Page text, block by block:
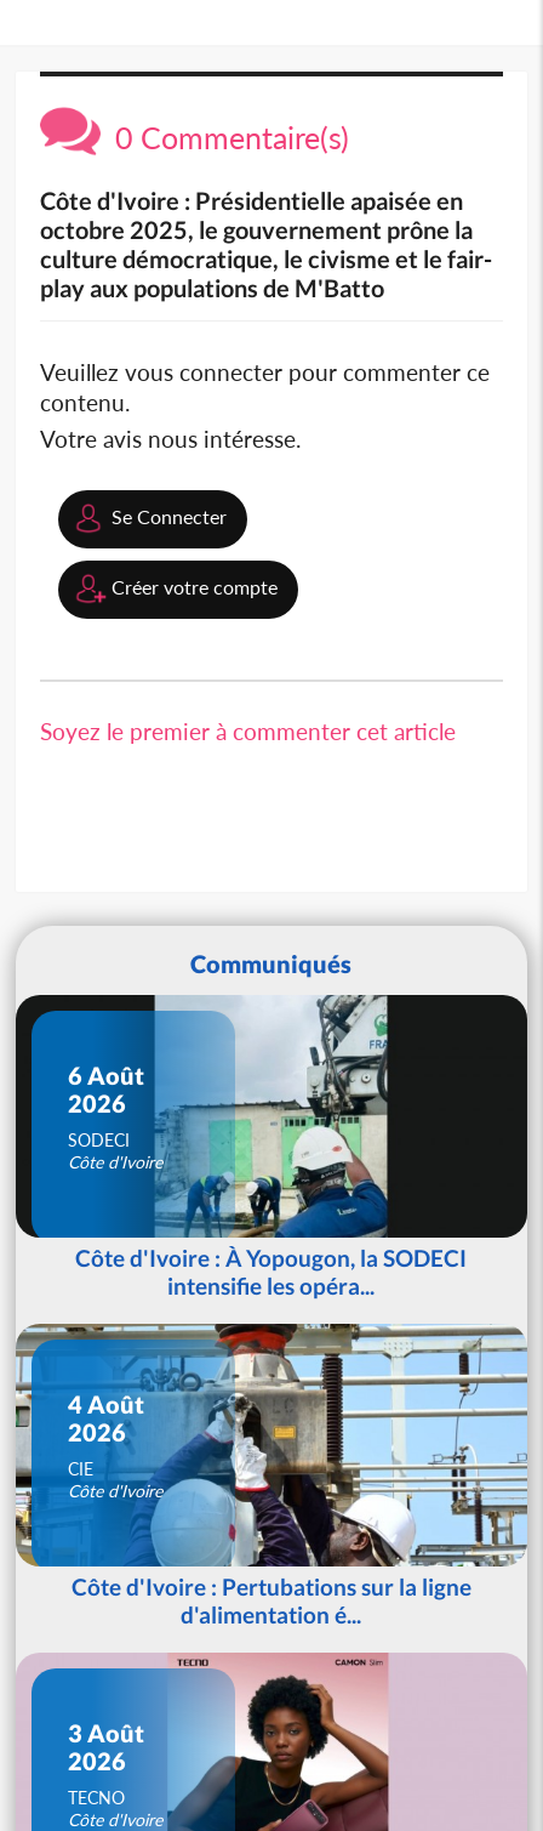
0 Commentaire(s)
Côte d'Ivoire : Présidentielle apaisée en
octobre 2025, le gouvernement prône la
culture démocratique, le civisme et le fair-
play aux populations de M'Batto
Veuillez vous connecter pour commenter ce
contenu.
Votre avis nous intéresse.
Se Connecter
Créer votre compte
Soyez le premier à commenter cet article
Communiqués
6 Août
2026
SODECI
Côte d'Ivoire
Côte d'Ivoire : À Yopougon, la SODECI
intensifie les opéra...
4 Août
2026
CIE
Côte d'Ivoire
Côte d'Ivoire : Pertubations sur la ligne
d'alimentation é...
3 Août
2026
TECNO
Côte d'Ivoire